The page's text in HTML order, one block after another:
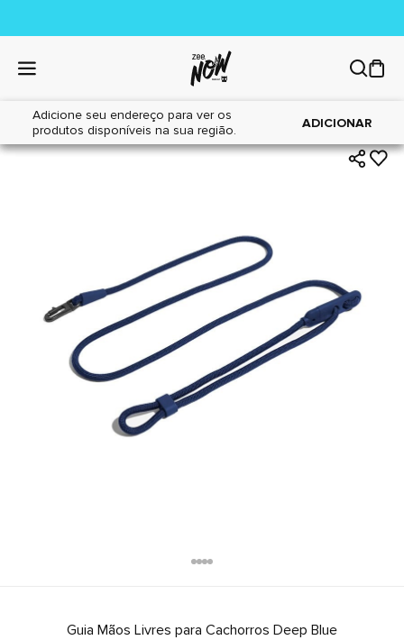
Adicione seu endereço para ver os
produtos disponíveis na sua região.
ADICIONAR
Home|Cães|Acessórios
Guia Mãos Livres para Cachorros Deep Blue